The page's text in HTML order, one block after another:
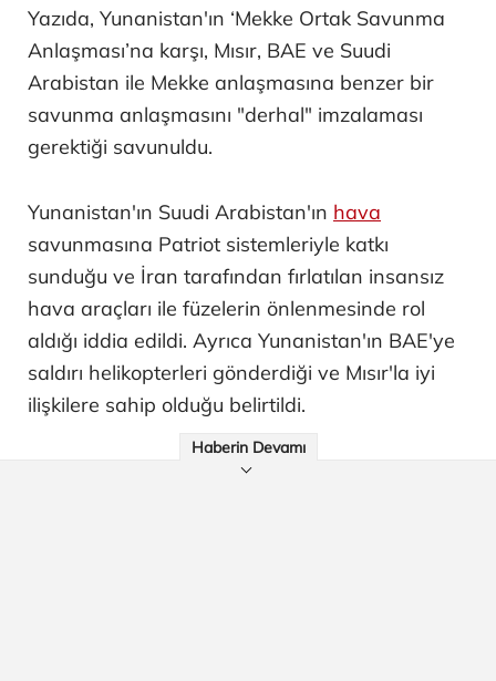
Yazıda, Yunanistan'ın ‘Mekke Ortak Savunma
Anlaşması’na karşı, Mısır, BAE ve Suudi
Arabistan ile Mekke anlaşmasına benzer bir
savunma anlaşmasını "derhal" imzalaması
gerektiği savunuldu.
Yunanistan'ın Suudi Arabistan'ın hava
savunmasına Patriot sistemleriyle katkı
sunduğu ve İran tarafından fırlatılan insansız
hava araçları ile füzelerin önlenmesinde rol
aldığı iddia edildi. Ayrıca Yunanistan'ın BAE'ye
saldırı helikopterleri gönderdiği ve Mısır'la iyi
ilişkilere sahip olduğu belirtildi.
Haberin Devamı